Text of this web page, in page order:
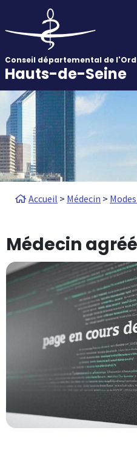
Aller au contenu principal
Conseil départemental de
Hauts-de-Seine
Fil d'Ariane
Accueil Médecin
Médecin agréé
Panneau de gestion des cookies